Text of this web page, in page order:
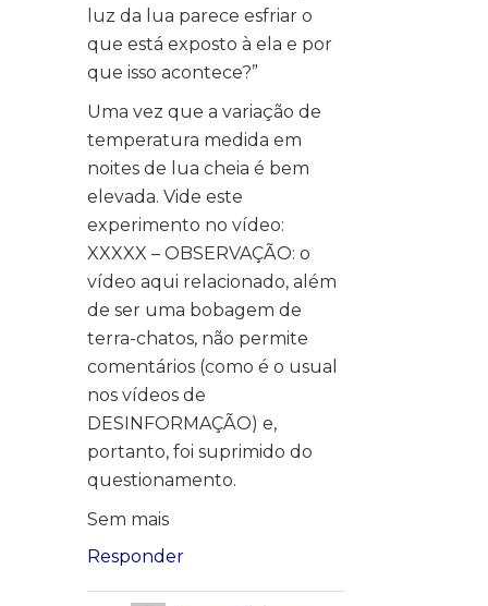
luz da lua parece esfriar o
que está exposto à ela e por
que isso acontece?”
Uma vez que a variação de
temperatura medida em
noites de lua cheia é bem
elevada. Vide este
experimento no vídeo:
XXXXX – OBSERVAÇÃO: o
vídeo aqui relacionado, além
de ser uma bobagem de
terra-chatos, não permite
comentários (como é o usual
nos vídeos de
DESINFORMAÇÃO) e,
portanto, foi suprimido do
questionamento.
Sem mais
Responder